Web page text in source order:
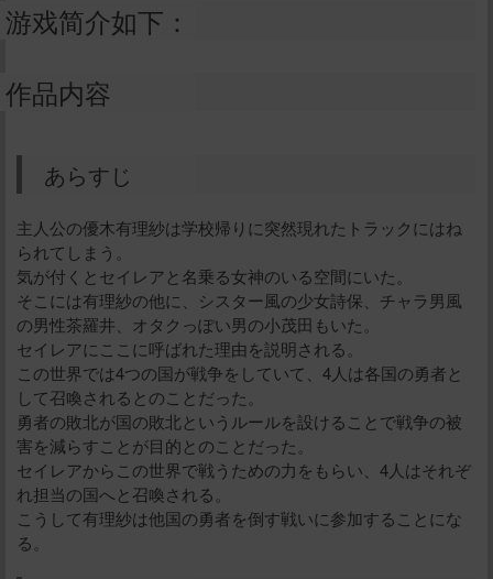
游戏简介如下：
作品内容
あらすじ
主人公の優木有理紗は学校帰りに突然現れたトラックにはね
られてしまう。
気が付くとセイレアと名乗る女神のいる空間にいた。
そこには有理紗の他に、シスター風の少女詩保、チャラ男風
の男性茶羅井、オタクっぽい男の小茂田もいた。
セイレアにここに呼ばれた理由を説明される。
この世界では4つの国が戦争をしていて、4人は各国の勇者と
して召喚されるとのことだった。
勇者の敗北が国の敗北というルールを設けることで戦争の被
害を減らすことが目的とのことだった。
セイレアからこの世界で戦うための力をもらい、4人はそれぞ
れ担当の国へと召喚される。
こうして有理紗は他国の勇者を倒す戦いに参加することにな
る。